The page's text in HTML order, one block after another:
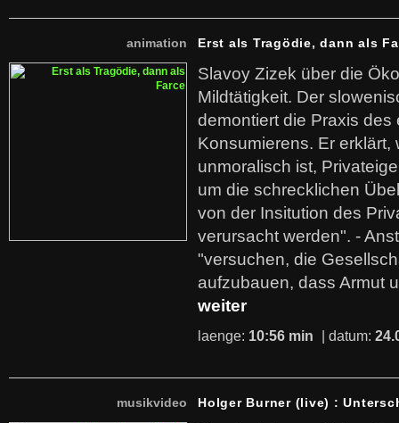
animation Erst als Tragödie, dann als
Slavoy Zizek über die
Mildtätigkeit. Der
demontiert die Praxis des
Konsumierens. Er erklärt,
unmoralisch ist,
um die schrecklichen
von der Insitution des
verursacht werden". -
"versuchen, die
aufzubauen, dass Armut
weiter
laenge: 10:56 min | datum:
musikvideo Holger Burner (live) :